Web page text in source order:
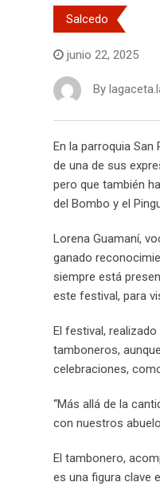
Salcedo
junio 22, 2025
By
En la parroquia
de una de sus
pero que también
del Bombo y el
Lorena Guamaní,
ganado
siempre está
este festival, para
El festival,
tamboneros,
celebraciones,
“Más allá de la
con nuestros
El tambonero,
es una figura clave